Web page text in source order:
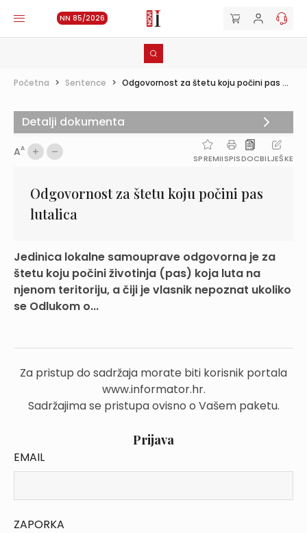
NN 85/2026
Početna > Sentence > Odgovornost za štetu koju počini pas ...
AA
SPREMIISPISDOCBILJEŠKE
Odgovornost za štetu koju počini pas
lutalica
Jedinica lokalne samouprave odgovorna je za
štetu koju počini životinja (pas) koja luta na
njenom teritoriju, a čiji je vlasnik nepoznat ukoliko
se Odlukom o...
Za pristup do sadržaja morate biti korisnik portala
www.informator.hr.
Sadržajima se pristupa ovisno o Vašem paketu.
Prijava
EMAIL
ZAPORKA
Detalji dokumenta